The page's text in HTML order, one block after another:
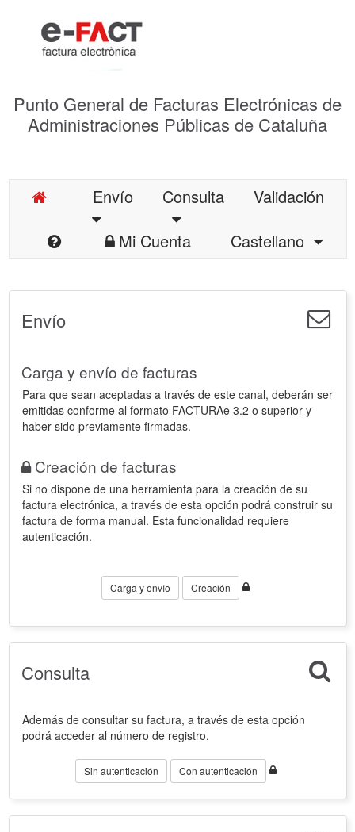
Punto General de Facturas Electrónicas de
Administraciones Públicas de Cataluña
Envío Consulta
Validación
Mi Cuenta
Castellano
Envío
Carga y envío de facturas
Para que sean aceptadas a través de este canal, deberán ser
emitidas conforme al formato FACTURAe 3.2 o superior y
haber sido previamente firmadas.
Creación de facturas
Si no dispone de una herramienta para la creación de su
factura electrónica, a través de esta opción podrá construir su
factura de forma manual. Esta funcionalidad requiere
autenticación.
Carga y envío Creación
Consulta
Además de consultar su factura, a través de esta opción
podrá acceder al número de registro.
Sin autenticación Con autenticación